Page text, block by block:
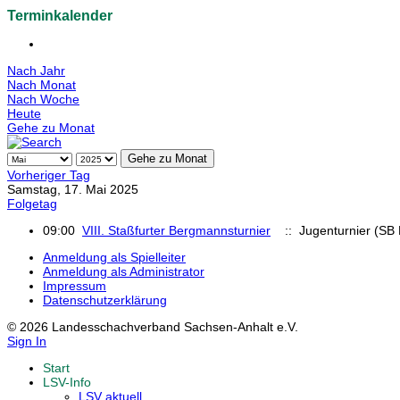
Terminkalender
Nach Jahr
Nach Monat
Nach Woche
Heute
Gehe zu Monat
Gehe zu Monat
Vorheriger Tag
Samstag, 17. Mai 2025
Folgetag
09:00 VIII. Staßfurter Bergmannsturnier
:: Jugenturnier (SB
Anmeldung als Spielleiter
Anmeldung als Administrator
Impressum
Datenschutzerklärung
© 2026 Landesschachverband Sachsen-Anhalt e.V.
Sign In
Start
LSV-Info
LSV aktuell